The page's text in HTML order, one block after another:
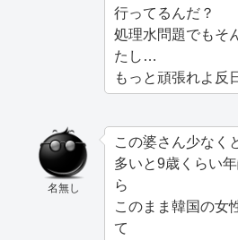
行ってるんだ？
処理水問題でもそ
たし…
もっと頑張れよ反
名無し
この婆さん少なく
多いと9歳くらい
ら
このまま韓国の女
て